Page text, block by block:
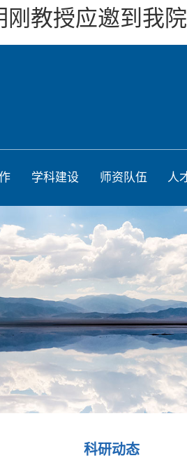
刚教授应邀到我
学科建设 师资队伍 人
科研动态